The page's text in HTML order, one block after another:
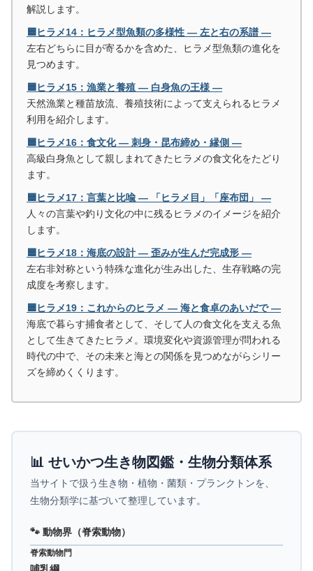
解説します。
🟦ヒラメ14：ヒラメ型魚類の多様性 ― 左と右の系譜 ―
左右どちらに目が寄るかを含めた、ヒラメ型魚類の進化を
見つめます。
🟦ヒラメ15：漁業と養殖 ― 白身魚の王様 ―
天然漁業と種苗放流、養殖技術によって支えられるヒラメ
利用を紹介します。
🟦ヒラメ16：食文化 ― 刺身・昆布締め・縁側 ―
高級白身魚として親しまれてきたヒラメの食文化をたどり
ます。
🟦ヒラメ17：言葉と比喩 ― 「ヒラメ目」「座布団」 ―
人々の言葉や釣り文化の中に残るヒラメのイメージを紹介
します。
🟦ヒラメ18：海底の設計 ― 歪みが生んだ完成形 ―
左右非対称という特殊な進化が生み出した、生存戦略の完
成度を考察します。
🟦ヒラメ19：これからのヒラメ ― 海と食卓のあいだで ―
海底で暮らす捕食者として、そして人の食文化を支える魚
として生きてきたヒラメ。環境変化や資源管理が問われる
時代の中で、その未来と海との関係を見つめながらシリー
ズを締めくくります。
📊 せいかつ生き物図鑑・生物分類体系
当サイトで扱う生き物・植物・菌類・プランクトンを、
生物分類学に基づいて整理しています。
🐾 動物界（脊索動物）
脊索動物門